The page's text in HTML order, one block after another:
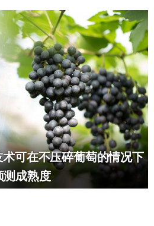
可在不压碎葡萄的情况下
测成熟度